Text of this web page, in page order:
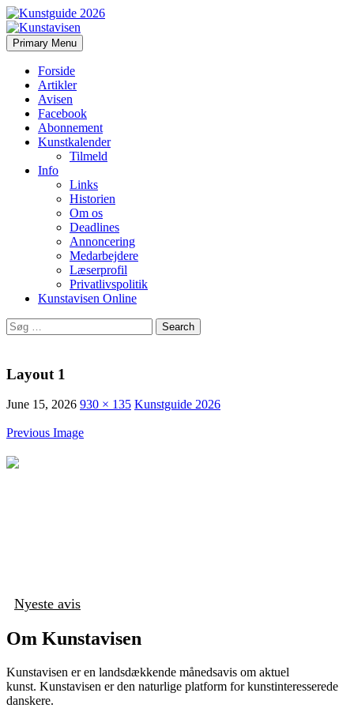
Kunstavisen
Search
Primary Menu Skip
to
Forside
Artikler
Avisen
Facebook
Abonnement
Kunstkalender
Tilmeld
Info
Links
Historien
Om os
Deadlines
Annoncering
Medarbejdere
Læserprofil
Privatlivspolitik
Kunstavisen Online
Search
for:
Layout 1
June 15, 2026 930 × 135 Kunstguide 2026
Previous Image
Nyeste avis
Om Kunstavisen
Kunstavisen er en landsdækkende månedsavis om aktuel
kunst. Kunstavisen er den naturlige platform for kunstinteresserede
danskere.